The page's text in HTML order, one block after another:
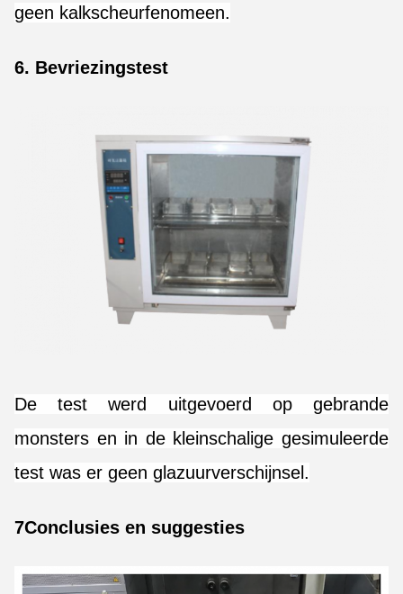
geen kalkscheurfenomeen.
6. Bevriezingstest
De test werd uitgevoerd op gebrande
monsters en in de kleinschalige gesimuleerde
test was er geen glazuurverschijnsel.
7Conclusies en suggesties